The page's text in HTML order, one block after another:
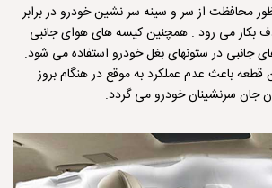
محافظت از سر و سینه سر نشین خودرو در برابر
بکار می رود . همچنین کیسه های هوای جانبی
جانبی در ستونهای بغل خودرو استفاده می شود.
قطعه باعث عدم عملكرد به موقع در هنگام بروز
جان سرنشینان خودرو می گردد.